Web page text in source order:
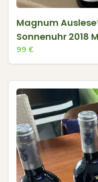
Magnum
Sonnenuhr 2018
99 €